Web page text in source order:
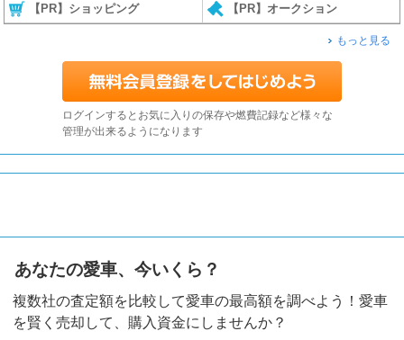
【PR】ショッピング 【PR】オークション
もっと見る
ログインするとお気に入りの保存や燃費記録など様々な
管理が出来るようになります
あなたの愛車、今いくら？
複数社の査定額を比較して愛車の最高額を調べよう！愛車
を賢く売却して、購入資金にしませんか？